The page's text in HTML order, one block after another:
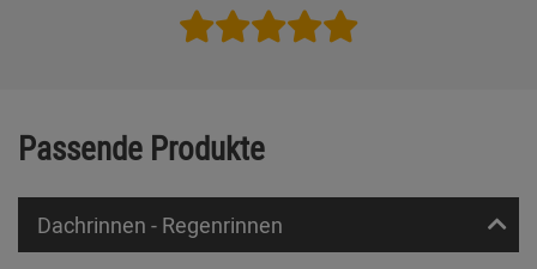
Passende Produkte
Dachrinnen - Regenrinnen